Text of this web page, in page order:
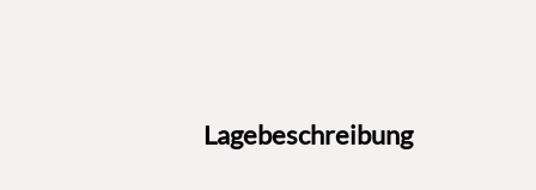
Lagebeschreibung